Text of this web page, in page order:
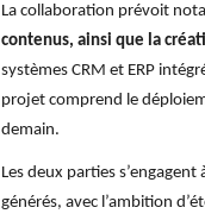
La collaboration prévoit
contenus, ainsi que la
systèmes CRM et ERP
projet comprend le
demain.
Les deux parties
générés, avec l’ambition